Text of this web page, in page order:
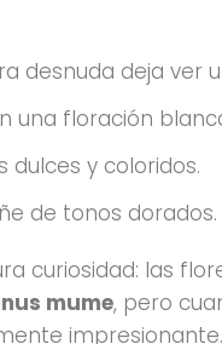
desnuda deja ver
una floración
dulces y coloridos.
de tonos dorados.
curiosidad: las
mume, pero